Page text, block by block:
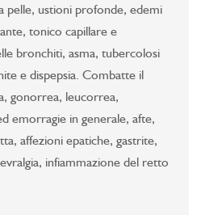
pelle, ustioni profonde, edemi
tonico capillare e
bronchiti, asma, tubercolosi
e dispepsia. Combatte il
gonorrea, leucorrea,
emorragie in generale, afte,
affezioni epatiche, gastrite,
infiammazione del retto